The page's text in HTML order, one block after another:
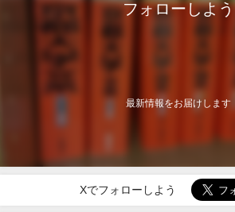
フォローしよう
最新情報をお届けします
Xでフォローしよう